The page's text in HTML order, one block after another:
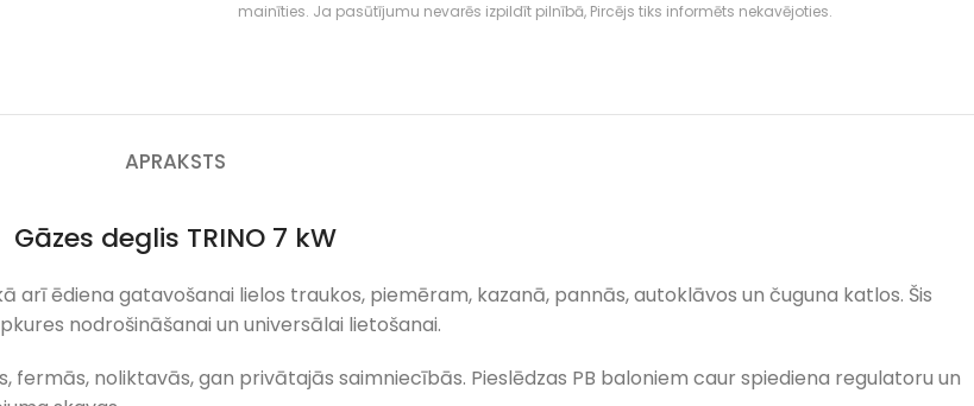
mainīties. Ja pasūtījumu nevarēs izpildīt pilnībā, Pircējs tiks informēts nekavējoties.
APRAKSTS
Gāzes deglis TRINO 7 kW
ēdiena gatavošanai lielos traukos, piemēram, kazanā, pannās, autoklāvos un čuguna katlos. Šis
nodrošināšanai un universālai lietošanai.
fermās, noliktavās, gan privātajās saimniecībās. Pieslēdzas PB baloniem caur spiediena regulatoru un